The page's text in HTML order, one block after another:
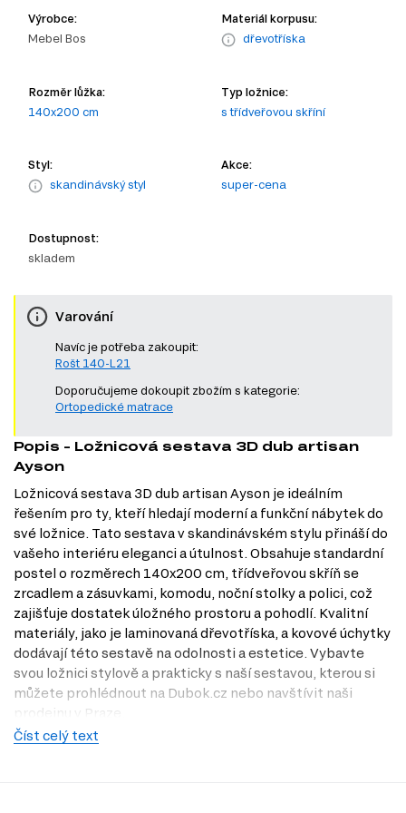
Výrobce:
Mebel Bos
Materiál korpusu:
dřevotříska
Rozměr lůžka:
140x200 cm
Typ ložnice:
s třídveřovou skříní
Styl:
skandinávský styl
Akce:
super-cena
Dostupnost:
skladem
Varování
Navíc je potřeba zakoupit:
Rošt 140-L21
Doporučujeme dokoupit zbožím s kategorie:
Ortopedické matrace
Popis - Ložnicová sestava 3D dub artisan
Ayson
Ložnicová sestava 3D dub artisan Ayson je ideálním
řešením pro ty, kteří hledají moderní a funkční nábytek do
své ložnice. Tato sestava v skandinávském stylu přináší do
vašeho interiéru eleganci a útulnost. Obsahuje standardní
postel o rozměrech 140x200 cm, třídveřovou skříň se
zrcadlem a zásuvkami, komodu, noční stolky a polici, což
zajišťuje dostatek úložného prostoru a pohodlí. Kvalitní
materiály, jako je laminovaná dřevotříska, a kovové úchytky
dodávají této sestavě na odolnosti a estetice. Vybavte
svou ložnici stylově a prakticky s naší sestavou, kterou si
můžete prohlédnout na Dubok.cz nebo navštívit naši
prodejnu v Praze.
Charakteristiky, vlastnosti a výhody
Číst celý text